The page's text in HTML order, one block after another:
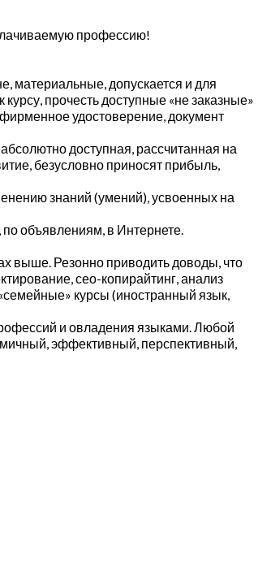
профессию!
материальные, допускается и для
прочесть доступные «не заказные»
удостоверение, документ
доступная, рассчитанная на
безусловно приносят прибыль,
знаний (умений), усвоенных на
объявлениям, в Интернете.
выше. Резонно приводить доводы, что
сео-копирайтинг, анализ
курсы (иностранный язык,
и овладения языками. Любой
эффективный, перспективный,